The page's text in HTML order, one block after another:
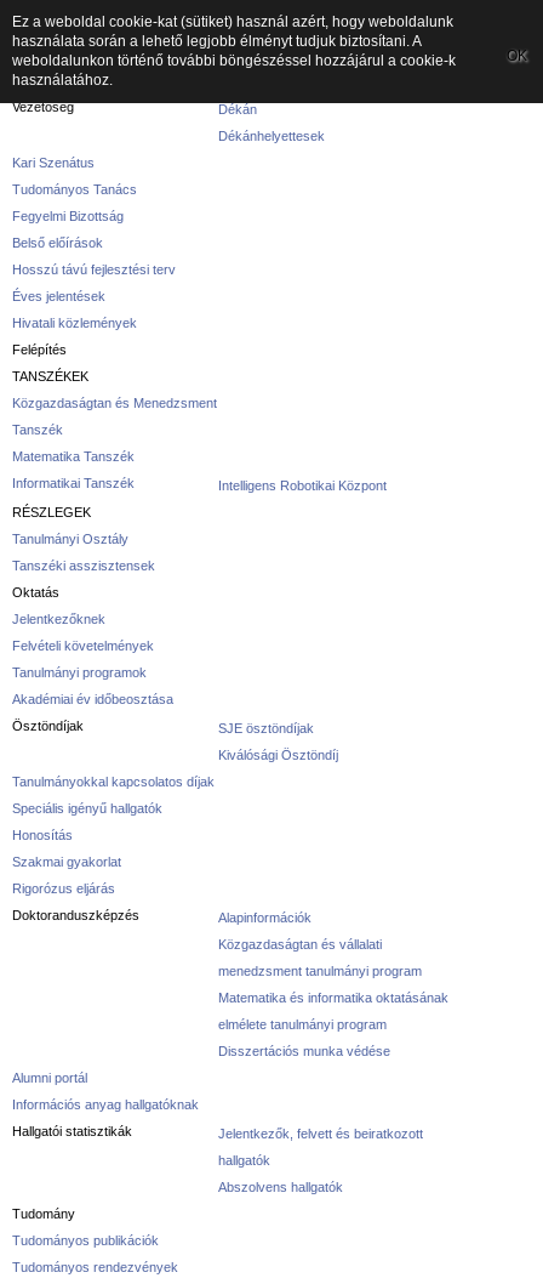
A kar
A karról
Vezetőség
Dékán
Dékánhelyettesek
Kari Szenátus
Tudományos Tanács
Fegyelmi Bizottság
Belső előírások
Hosszú távú fejlesztési terv
Éves jelentések
Hivatali közlemények
Felépítés
TANSZÉKEK
Közgazdaságtan és Menedzsment
Tanszék
Matematika Tanszék
Informatikai Tanszék
Intelligens Robotikai Központ
RÉSZLEGEK
Tanulmányi Osztály
Tanszéki asszisztensek
Oktatás
Jelentkezőknek
Felvételi követelmények
Tanulmányi programok
Akadémiai év időbeosztása
Ösztöndíjak
SJE ösztöndíjak
Kiválósági Ösztöndíj
Tanulmányokkal kapcsolatos díjak
Speciális igényű hallgatók
Honosítás
Szakmai gyakorlat
Rigorózus eljárás
Doktoranduszképzés
Alapinformációk
Közgazdaságtan és vállalati
menedzsment tanulmányi program
Matematika és informatika oktatásának
elmélete tanulmányi program
Disszertációs munka védése
Alumni portál
Információs anyag hallgatóknak
Hallgatói statisztikák
Jelentkezők, felvett és beiratkozott
hallgatók
Abszolvens hallgatók
Tudomány
Tudományos publikációk
Tudományos rendezvények
Ez a weboldal cookie-kat (sütiket) használ azért, hogy weboldalunk
használata során a lehető legjobb élményt tudjuk biztosítani. A
weboldalunkon történő további böngészéssel hozzájárul a cookie-k
használatához.
OK